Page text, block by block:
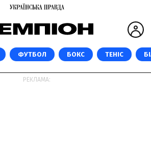
ФУТБОЛ БОКС ТЕНІС
РЕКЛАМА: